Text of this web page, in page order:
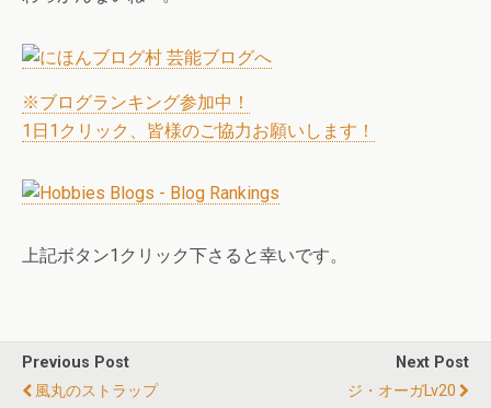
※ブログランキング参加中！
1日1クリック、皆様のご協力お願いします！
上記ボタン1クリック下さると幸いです。
Previous Post
風丸のストラップ
Next Post
ジ・オーガLv20